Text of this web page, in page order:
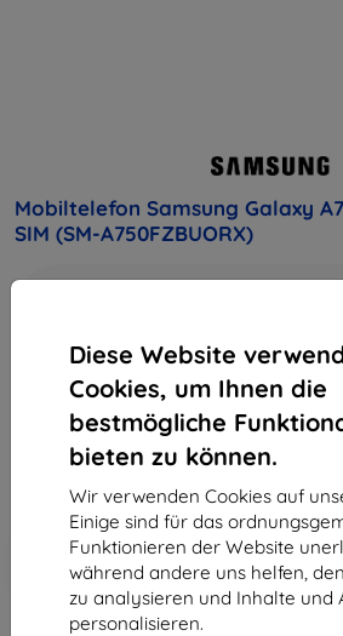
Diese Website
Cookies, um Ihnen die
bestmögliche
bieten zu können.
Wir verwenden Cookies auf
Einige sind für das
Funktionieren der Website
während andere uns helfen,
zu analysieren und Inhalte und
personalisieren.
Mobiltelefon Samsung Galaxy
SIM (SM-A750FZBUORX)
Endpreis
198,90 €
179,01 €
-10%
Rabatt mit Gutschein
EXTRA10